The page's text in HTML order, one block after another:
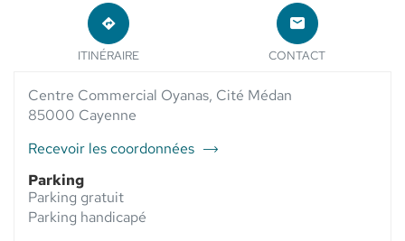
ITINÉRAIRE
JUSQU'AU
POINT
DE
PHARMACIE
DES
CONTACT
LE
POINT
DE
Centre Commercial Oyanas, Cité Médan
85000 Cayenne
Recevoir les coordonnées
du
point
de
vente
Parking
Parking gratuit
Parking handicapé